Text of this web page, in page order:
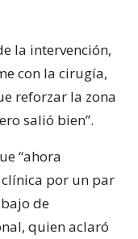
la intervención,
con la cirugía,
reforzar la zona
salió bien”.
“ahora
por un par
de
quien aclaró